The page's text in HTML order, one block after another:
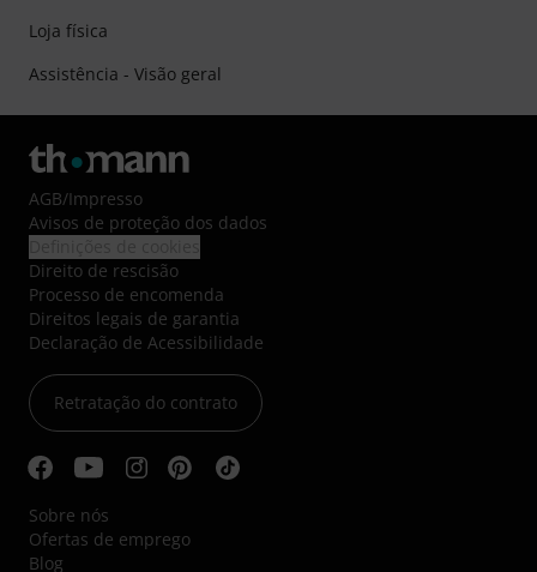
Loja física
Assistência - Visão geral
AGB/Impresso
Avisos de proteção dos dados
Direito de rescisão
Processo de encomenda
Direitos legais de garantia
Declaração de Acessibilidade
Retratação do contrato
Sobre nós
Ofertas de emprego
Blog